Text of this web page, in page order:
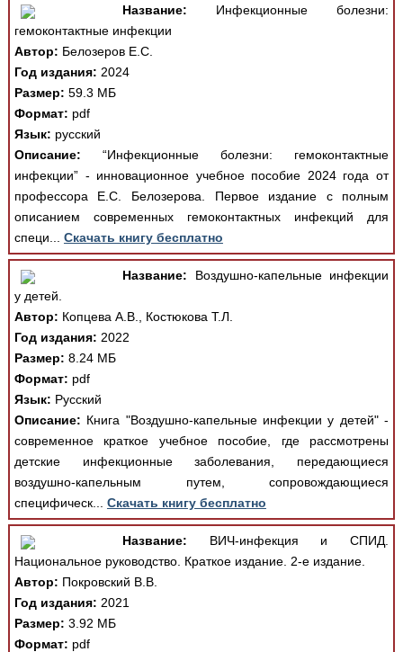
Название: Инфекционные болезни:
гемоконтактные инфекции
Автор: Белозеров Е.С.
Год издания: 2024
Размер: 59.3 МБ
Формат: pdf
Язык: русский
Описание: “Инфекционные болезни: гемоконтактные
инфекции” - инновационное учебное пособие 2024 года от
профессора Е.С. Белозерова. Первое издание с полным
описанием современных гемоконтактных инфекций для
специ... Скачать книгу бесплатно
Название: Воздушно-капельные инфекции
у детей.
Автор: Копцева А.В., Костюкова Т.Л.
Год издания: 2022
Размер: 8.24 МБ
Формат: pdf
Язык: Русский
Описание: Книга "Воздушно-капельные инфекции у детей" -
современное краткое учебное пособие, где рассмотрены
детские инфекционные заболевания, передающиеся
воздушно-капельным путем, сопровождающиеся
специфическ... Скачать книгу бесплатно
Название: ВИЧ-инфекция и СПИД.
Национальное руководство. Краткое издание. 2-е издание.
Автор: Покровский В.В.
Год издания: 2021
Размер: 3.92 МБ
Формат: pdf